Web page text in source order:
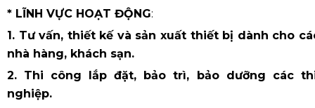
* LĨNH VỰC HOẠT ĐỘNG:
1. Tư vấn, thiết kế và sản xuất thiết bị dành cho
nhà hàng, khách sạn.
2. Thi công lắp đặt, bảo trì, bảo dưỡng các
nghiệp.